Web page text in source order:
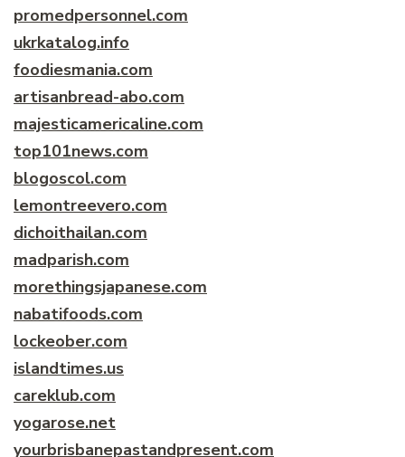
promedpersonnel.com
ukrkatalog.info
foodiesmania.com
artisanbread-abo.com
majesticamericaline.com
top101news.com
blogoscol.com
lemontreevero.com
dichoithailan.com
madparish.com
morethingsjapanese.com
nabatifoods.com
lockeober.com
islandtimes.us
careklub.com
yogarose.net
yourbrisbanepastandpresent.com